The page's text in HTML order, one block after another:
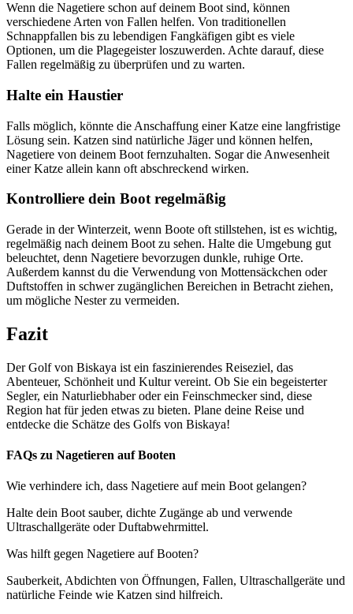
Wenn die Nagetiere schon auf deinem Boot sind, können
verschiedene Arten von Fallen helfen. Von traditionellen
Schnappfallen bis zu lebendigen Fangkäfigen gibt es viele
Optionen, um die Plagegeister loszuwerden. Achte darauf, diese
Fallen regelmäßig zu überprüfen und zu warten.
Halte ein Haustier
Falls möglich, könnte die Anschaffung einer Katze eine langfristige
Lösung sein. Katzen sind natürliche Jäger und können helfen,
Nagetiere von deinem Boot fernzuhalten. Sogar die Anwesenheit
einer Katze allein kann oft abschreckend wirken.
Kontrolliere dein Boot regelmäßig
Gerade in der Winterzeit, wenn Boote oft stillstehen, ist es wichtig,
regelmäßig nach deinem Boot zu sehen. Halte die Umgebung gut
beleuchtet, denn Nagetiere bevorzugen dunkle, ruhige Orte.
Außerdem kannst du die Verwendung von Mottensäckchen oder
Duftstoffen in schwer zugänglichen Bereichen in Betracht ziehen,
um mögliche Nester zu vermeiden.
Fazit
Der Golf von Biskaya ist ein faszinierendes Reiseziel, das
Abenteuer, Schönheit und Kultur vereint. Ob Sie ein begeisterter
Segler, ein Naturliebhaber oder ein Feinschmecker sind, diese
Region hat für jeden etwas zu bieten. Plane deine Reise und
entdecke die Schätze des Golfs von Biskaya!
FAQs zu Nagetieren auf Booten
Wie verhindere ich, dass Nagetiere auf mein Boot gelangen?
Halte dein Boot sauber, dichte Zugänge ab und verwende
Ultraschallgeräte oder Duftabwehrmittel.
Was hilft gegen Nagetiere auf Booten?
Sauberkeit, Abdichten von Öffnungen, Fallen, Ultraschallgeräte und
natürliche Feinde wie Katzen sind hilfreich.